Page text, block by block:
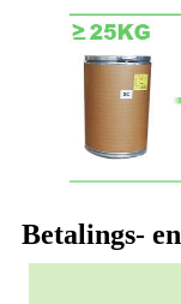
Betalings-